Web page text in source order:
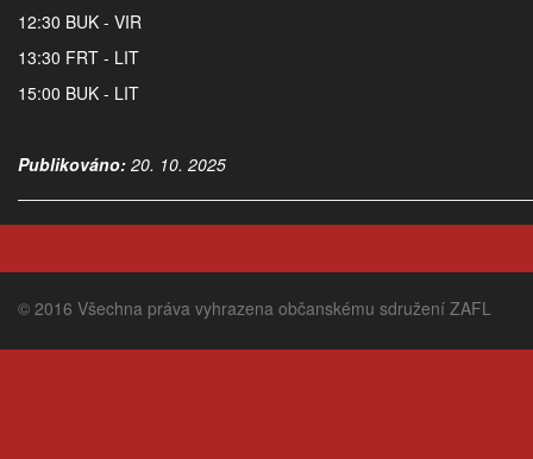
12:30 BUK - VIR
13:30 FRT - LIT
15:00 BUK - LIT
Publikováno: 20. 10. 2025
© 2016 Všechna práva vyhrazena občanskému sdružení ZAFL